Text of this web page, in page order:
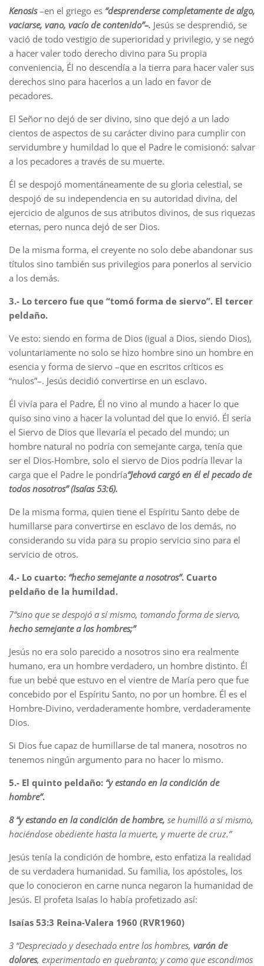
Kenosis–en el griego es “desprenderse completamente de algo,
vaciarse, vano, vacío de contenido”–. Jesús se desprendió, se
vació de todo vestigio de superioridad y privilegio, y se negó
a hacer valer todo derecho divino para Su propia
conveniencia, Él no descendía a la tierra para hacer valer sus
derechos sino para hacerlos a un lado en favor de
pecadores.
El Señor no dejó de ser divino, sino que dejó a un lado
cientos de aspectos de su carácter divino para cumplir con
servidumbre y humildad lo que el Padre le comisionó: salvar
a los pecadores a través de su muerte.
Él se despojó momentáneamente de su gloria celestial, se
despojó de su independencia en su autoridad divina, del
ejercicio de algunos de sus atributos divinos, de sus riquezas
eternas, pero nunca dejó de ser Dios.
De la misma forma, el creyente no solo debe abandonar sus
títulos sino también sus privilegios para ponerlos al servicio
a los demás.
3.- Lo tercero fue que “tomó forma de siervo”. El tercer
peldaño.
Ve esto: siendo en forma de Dios (igual a Dios, siendo Dios),
voluntariamente no solo se hizo hombre sino un hombre en
esencia y forma de siervo –que en escritos críticos es
“nulos”–. Jesús decidió convertirse en un esclavo.
Él vivía para el Padre, Él no vino al mundo a hacer lo que
quiso sino vino a hacer la voluntad del que lo envió. Él sería
el Siervo de Dios que llevaría el pecado del mundo; un
hombre natural no podría con semejante carga, tenía que
ser el Dios-Hombre, solo el siervo de Dios podría llevar la
carga que el Padre le pondría“Jehová cargó en él el pecado de
todos nosotros” (Isaías 53:6).
De la misma forma, quien tiene el Espíritu Santo debe de
humillarse para convertirse en esclavo de los demás, no
considerando su vida para su propio servicio sino para el
servicio de otros.
4.- Lo cuarto: “hecho semejante a nosotros”. Cuarto
peldaño de la humildad.
7“sino que se despojó a sí mismo, tomando forma de siervo,
hecho semejante a los hombres;”
Jesús no era solo parecido a nosotros sino era realmente
humano, era un hombre verdadero, un hombre distinto. Él
fue un bebé que estuvo en el vientre de María pero que fue
concebido por el Espíritu Santo, no por un hombre. Él es el
Hombre-Divino, verdaderamente hombre, verdaderamente
Dios.
Si Dios fue capaz de humillarse de tal manera, nosotros no
tenemos ningún argumento para no hacer lo mismo.
5.- El quinto peldaño: “y estando en la condición de
hombre”.
8 “y estando en la condición de hombre, se humilló a sí mismo,
haciéndose obediente hasta la muerte, y muerte de cruz.”
Jesús tenía la condición de hombre, esto enfatiza la realidad
de su verdadera humanidad. Su familia, los apóstoles, los
que lo conocieron en carne nunca negaron la humanidad de
Jesús. El profeta Isaías lo había profetizado así:
Isaías 53:3 Reina-Valera 1960 (RVR1960)
3 “Despreciado y desechado entre los hombres, varón de
dolores, experimentado en quebranto; y como que escondimos